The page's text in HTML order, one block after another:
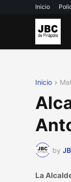
Inicio
Inicio
by
La